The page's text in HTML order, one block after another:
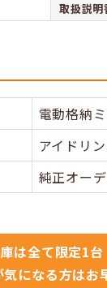
取扱説明
電動格納
アイドリ
純正オー
は全て限定1台
になる方はお